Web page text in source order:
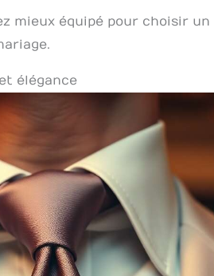
mieux équipé pour choisir
élégance